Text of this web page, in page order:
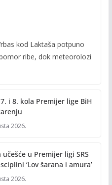
kod Laktaša potpuno
ribe, dok meteorolozi
i 8. kola Premijer lige BiH
2026.
učešće u Premijer ligi SRS
‘Lov šarana i amura’
2026.